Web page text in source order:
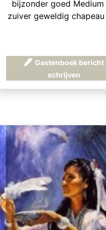
bijzonder goed Medium
zuiver geweldig
Gastenboek bericht
schrijven